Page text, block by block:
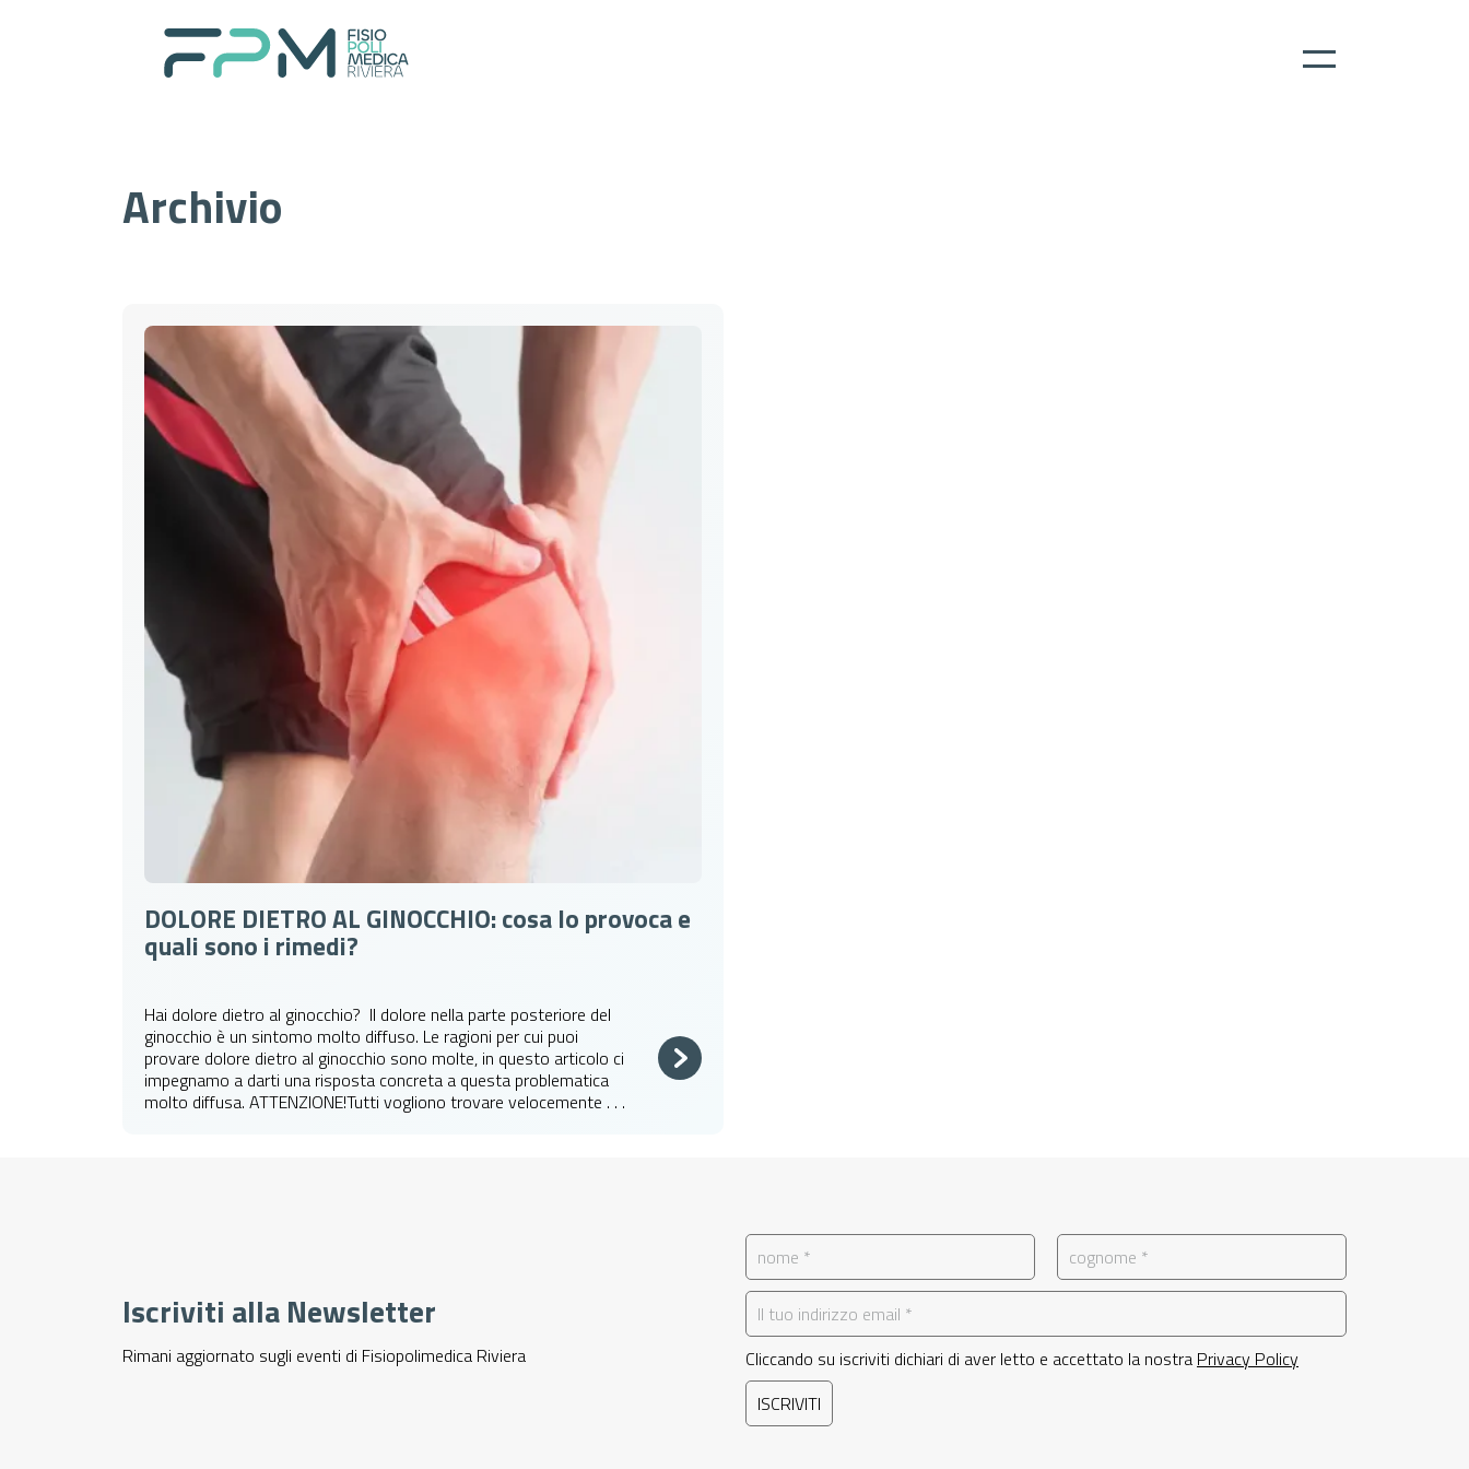
I nostri servizi
Per il paziente
Archivio
DOLORE DIETRO AL GINOCCHIO: cosa lo provoca e
quali sono i rimedi?
Hai dolore dietro al ginocchio? Il dolore nella parte posteriore del
ginocchio è un sintomo molto diffuso. Le ragioni per cui puoi
provare dolore dietro al ginocchio sono molte, in questo articolo ci
impegnamo a darti una risposta concreta a questa problematica
molto diffusa. ATTENZIONE!Tutti vogliono trovare velocemente . . .
Iscriviti alla Newsletter
Rimani aggiornato sugli eventi di Fisiopolimedica Riviera Cliccando su iscriviti dichiari di aver letto e accettato la nostra Privacy Policy